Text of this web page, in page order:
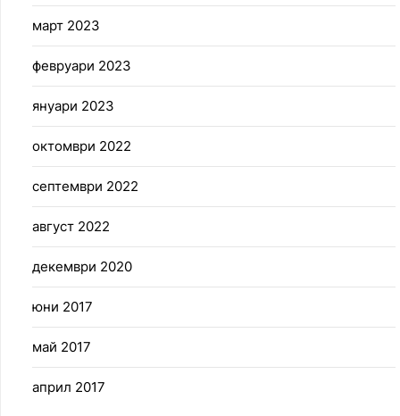
март 2023
февруари 2023
януари 2023
октомври 2022
септември 2022
август 2022
декември 2020
юни 2017
май 2017
април 2017